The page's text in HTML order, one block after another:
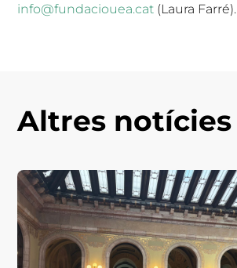
info@fundaciouea.cat (Laura Farré).
Altres notícies